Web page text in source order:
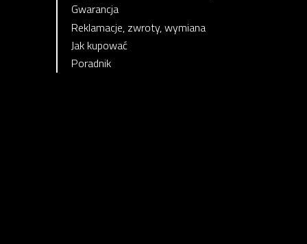
Gwarancja
Reklamacje, zwroty, wymiana
Jak kupować
Poradnik